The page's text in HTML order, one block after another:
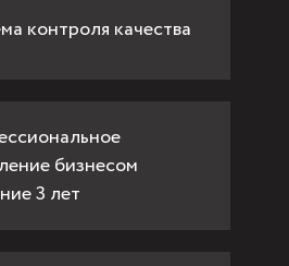
контроля качества
бизнесом
3 лет